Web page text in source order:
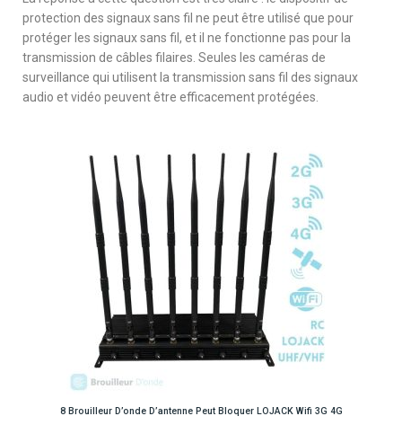
protection des signaux sans fil ne peut être utilisé que pour
protéger les signaux sans fil, et il ne fonctionne pas pour la
transmission de câbles filaires. Seules les caméras de
surveillance qui utilisent la transmission sans fil des signaux
audio et vidéo peuvent être efficacement protégées.
8 Brouilleur D’onde D’antenne Peut Bloquer LOJACK Wifi 3G 4G